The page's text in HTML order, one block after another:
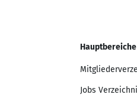
Hauptbereiche
Jobs